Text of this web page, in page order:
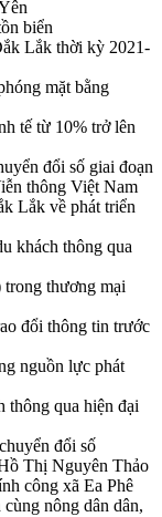
biển
Lắk thời kỳ 2021-
mặt bằng
tế từ 10% trở lên
đổi số giai đoạn
thông Việt Nam
Lắk về phát triển
khách thông qua
thương mại
đổi thông tin trước
nguồn lực phát
qua hiện đại
đổi số
Thị Nguyên Thảo
công xã Ea Phê
nông dân dân,